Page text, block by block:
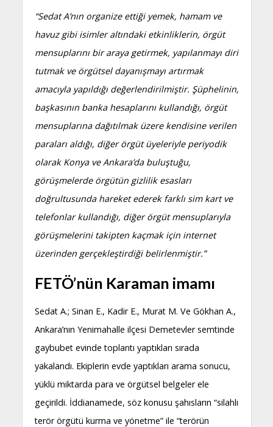
“Sedat A’nın organize ettiği yemek, hamam ve
havuz gibi isimler altındaki etkinliklerin, örgüt
mensuplarını bir araya getirmek, yapılanmayı diri
tutmak ve örgütsel dayanışmayı artırmak
amacıyla yapıldığı değerlendirilmiştir. Şüphelinin,
başkasının banka hesaplarını kullandığı, örgüt
mensuplarına dağıtılmak üzere kendisine verilen
paraları aldığı, diğer örgüt üyeleriyle periyodik
olarak Konya ve Ankara’da buluştuğu,
görüşmelerde örgütün gizlilik esasları
doğrultusunda hareket ederek farklı sim kart ve
telefonlar kullandığı, diğer örgüt mensuplarıyla
görüşmelerini takipten kaçmak için internet
üzerinden gerçekleştirdiği belirlenmiştir.”
FETÖ’nün Karaman imamı
Sedat A.; Sinan E., Kadir E., Murat M. Ve Gökhan A.,
Ankara’nın Yenimahalle ilçesi Demetevler semtinde
gaybubet evinde toplantı yaptıkları sırada
yakalandı. Ekiplerin evde yaptıkları arama sonucu,
yüklü miktarda para ve örgütsel belgeler ele
geçirildi. İddianamede, söz konusu şahısların “silahlı
terör örgütü kurma ve yönetme” ile “terörün